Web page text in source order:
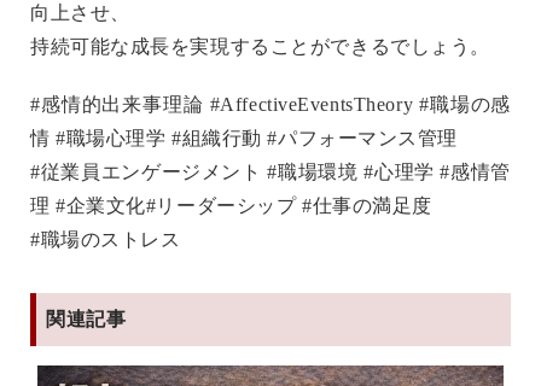
向上させ、
持続可能な成長を実現することができるでしょう。
#感情的出来事理論 #AffectiveEventsTheory #職場の感
情 #職場心理学 #組織行動 #パフォーマンス管理
#従業員エンゲージメント #職場環境 #心理学 #感情管
理 #企業文化#リーダーシップ #仕事の満足度
#職場のストレス
関連記事